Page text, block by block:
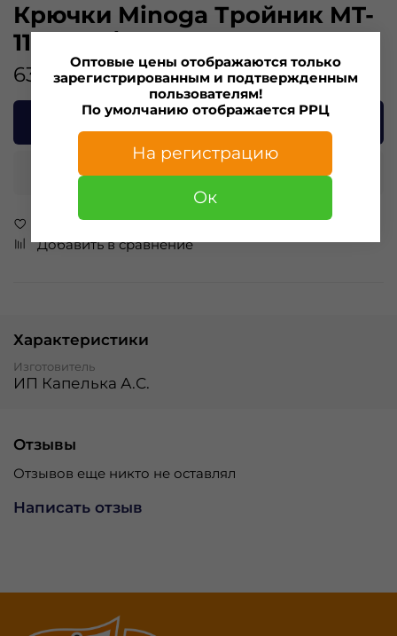
Крючки Minoga Тройник MT-
1103 №3/0
63.00 ₽
В корзину
Купить в 1 клик
В избранное
Добавить в сравнение
Характеристики
Изготовитель
ИП Капелька А.С.
Отзывы
Отзывов еще никто не оставлял
Написать отзыв
Оптовые цены отображаются только
зарегистрированным и подтвержденным
пользователям!
По умолчанию отображается РРЦ
На регистрацию
Ок